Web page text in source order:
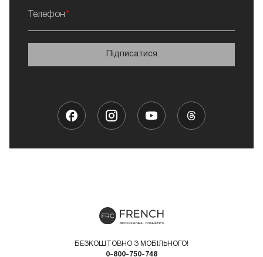
Телефон
Підписатися
БЕЗКОШТОВНО З МОБІЛЬНОГО!
0-800-750-748